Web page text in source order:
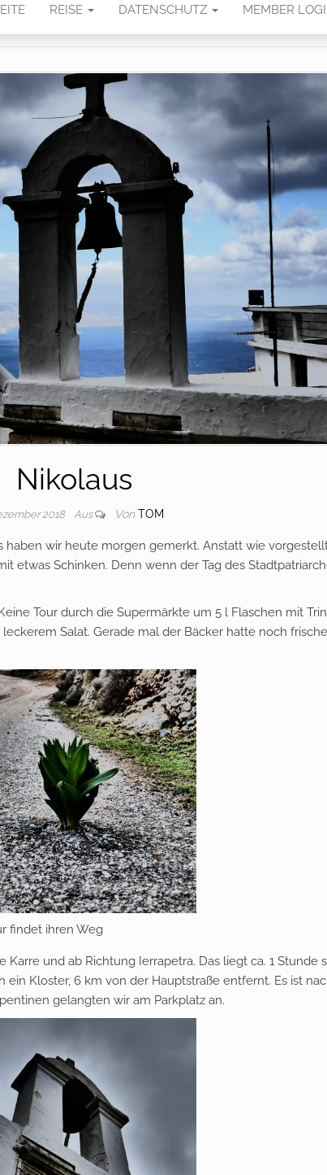
REISE DATENSCHUTZ MEMBER
Nikolaus
2018 Aus Von TOM
haben wir heute morgen gemerkt. Anstatt wie
etwas Schinken. Denn wenn der Tag des
Tour durch die Supermärkte um 5 l Flaschen mit
Salat. Gerade mal der Bäcker hatte noch
findet ihren Weg
und ab Richtung Ierrapetra. Das liegt ca. 1 Stunde
ein Kloster, 6 km von der Hauptstraße entfernt. Es ist
gelangten wir am Parkplatz an.